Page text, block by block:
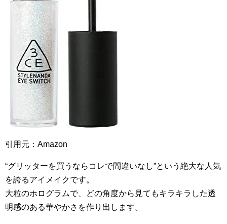
引用元：Amazon
“グリッターを買うならコレで間違いなし”という絶大な人気
を誇るアイメイクです。
大粒のホログラムで、どの角度から見てもキラキラした透
明感のある華やかさを作り出します。